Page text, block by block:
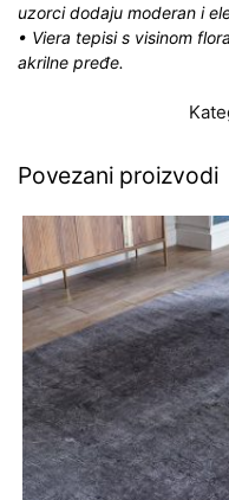
uzorci dodaju moderan i
• Viera tepisi s visinom
akrilne pređe.
Povezani proizvodi